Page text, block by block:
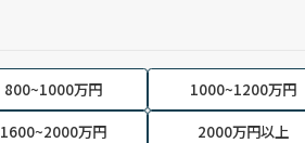
800~1000万円 1000~1200万円
1600~2000万円 2000万円以上